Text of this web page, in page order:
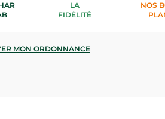
LA
FIDÉLITÉ
NOS
MON ORDONNANCE